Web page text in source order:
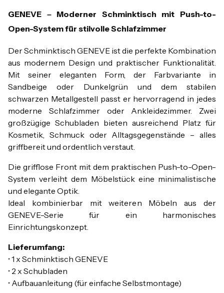
GENEVE – Moderner Schminktisch mit Push-to-
Open-System für stilvolle Schlafzimmer
Der Schminktisch GENEVE ist die perfekte Kombination
aus modernem Design und praktischer Funktionalität.
Mit seiner eleganten Form, der Farbvariante in
Sandbeige oder Dunkelgrün und dem stabilen
schwarzen Metallgestell passt er hervorragend in jedes
moderne Schlafzimmer oder Ankleidezimmer. Zwei
großzügige Schubladen bieten ausreichend Platz für
Kosmetik, Schmuck oder Alltagsgegenstände – alles
griffbereit und ordentlich verstaut.
Die grifflose Front mit dem praktischen Push-to-Open-
System verleiht dem Möbelstück eine minimalistische
und elegante Optik.
Ideal kombinierbar mit weiteren Möbeln aus der
GENEVE-Serie für ein harmonisches
Einrichtungskonzept.
Lieferumfang:
• 1 x Schminktisch GENEVE
• 2 x Schubladen
• Aufbauanleitung (für einfache Selbstmontage)